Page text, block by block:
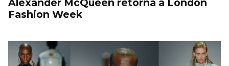
Alexander McQueen retorna à London
Fashion Week